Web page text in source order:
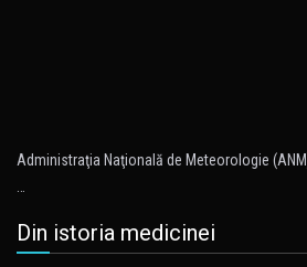
Administraţia Naţională de Meteorologie
Din istoria medicinei